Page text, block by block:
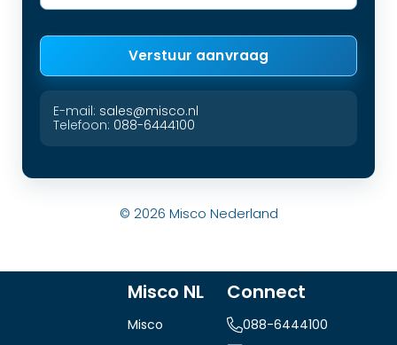
Verstuur aanvraag
E-mail: sales@misco.nl
Telefoon: 088-6444100
© 2026 Misco Nederland
Misco NL
Misco
Connect
088-6444100